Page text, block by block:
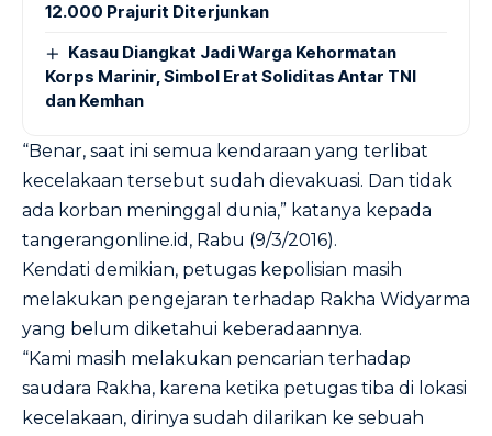
12.000 Prajurit Diterjunkan
Kasau Diangkat Jadi Warga Kehormatan
Korps Marinir, Simbol Erat Soliditas Antar TNI
dan Kemhan
“Benar, saat ini semua kendaraan yang terlibat
kecelakaan tersebut sudah dievakuasi. Dan tidak
ada korban meninggal dunia,” katanya kepada
tangerangonline.id, Rabu (9/3/2016).
Kendati demikian, petugas kepolisian masih
melakukan pengejaran terhadap Rakha Widyarma
yang belum diketahui keberadaannya.
“Kami masih melakukan pencarian terhadap
saudara Rakha, karena ketika petugas tiba di lokasi
kecelakaan, dirinya sudah dilarikan ke sebuah